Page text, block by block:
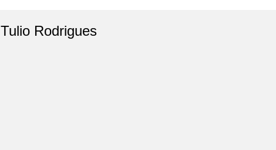
Tulio Rodrigues